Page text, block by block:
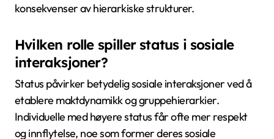
konsekvenser av hierarkiske strukturer.
Hvilken rolle spiller status i sosiale
interaksjoner?
Status påvirker betydelig sosiale interaksjoner ved å
etablere maktdynamikk og gruppehierarkier.
Individuelle med høyere status får ofte mer respekt
og innflytelse, noe som former deres sosiale